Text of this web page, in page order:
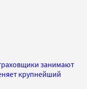
занимают
крупнейший